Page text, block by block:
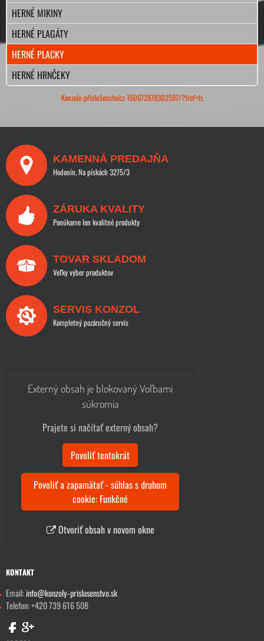
HERNÉ MIKINY
HERNÉ PLAGÁTY
HERNÉ PLACKY
HERNÉ HRNČEKY
Konzole-příslušenstvícz-150672878302597/?fref=ts
KAMENNÁ PREDAJŇA
Hodonín, Na pískách 3275/3
ZÁRUKA KVALITY
Ponúkame len kvalitné produkty
TOVAR SKLADOM
Veľky výber produktov
SERVIS KONZOL
Kompletný pozáručný servis
Externý obsah je blokovaný Voľbami
súkromia
Prajete si načítať externý obsah?
Povoliť tentokrát
Povoliť a zapamätať - súhlas s druhom
cookie: Funkčné
Otvoriť obsah v novom okne
KONTAKT
Email:info@konzoly-prislusenstvo.sk
Telefon: +420 739 616 508